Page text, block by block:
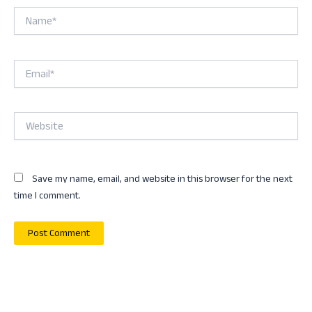
Name*
Email*
Website
Save my name, email, and website in this browser for the next
time I comment.